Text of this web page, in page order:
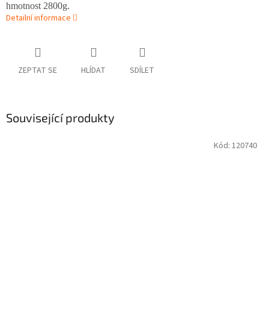
hmotnost 2800g.
Detailní informace
ZEPTAT SE HLÍDAT SDÍLET
Související produkty
Kód: 120740